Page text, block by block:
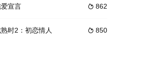
予同村的军人李志
一次意外偶遇陶艺老师唐杰。两人为了共同的陶
 862
宣言
 850
时2：初恋情人